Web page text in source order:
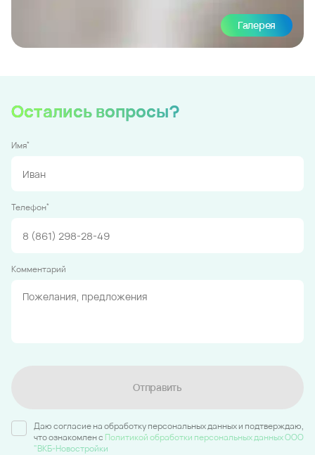
Галерея
Остались вопросы?
Имя*
Телефон*
Комментарий
Отправить
Даю согласие на обработку персональных данных и подтверждаю,
что ознакомлен c Политикой обработки персональных данных ООО
"ВКБ-Новостройки